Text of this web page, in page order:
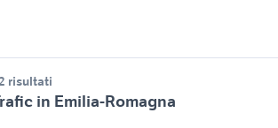
risultati
in Emilia-Romagna